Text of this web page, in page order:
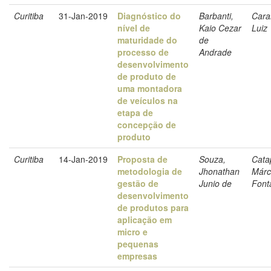
Curitiba 31-Jan-2019
Diagnóstico do
nível de
maturidade do
processo de
desenvolvimento
de produto de
uma montadora
de veículos na
etapa de
concepção de
produto
Barbanti,
Kaio Cezar
de
Andrade
Luiz
Curitiba 14-Jan-2019
Proposta de
metodologia de
gestão de
desenvolvimento
de produtos para
aplicação em
micro e
pequenas
empresas
Souza,
Jhonathan
Junio de